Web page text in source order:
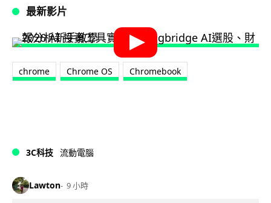
最新影片
chrome Chrome OS Chromebook
3C科技 流動電腦
Lawton 9 小時